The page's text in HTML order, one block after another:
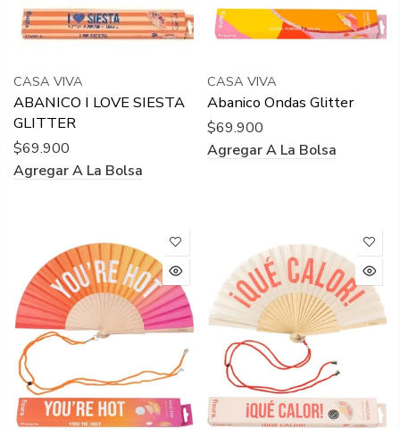
CASA VIVA
ABANICO I LOVE SIESTA
GLITTER
$69.900
Agregar A La Bolsa
CASA VIVA
Abanico Ondas Glitter
$69.900
Agregar A La Bolsa